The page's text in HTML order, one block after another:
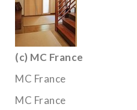
(c) MC France
MC France
MC France